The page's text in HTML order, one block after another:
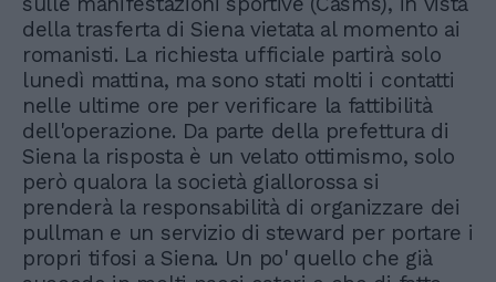
della trasferta di Siena vietata al momento ai
romanisti. La richiesta ufficiale partirà solo
lunedì mattina, ma sono stati molti i contatti
nelle ultime ore per verificare la fattibilità
dell'operazione. Da parte della prefettura di
Siena la risposta è un velato ottimismo, solo
però qualora la società giallorossa si
prenderà la responsabilità di organizzare dei
pullman e un servizio di steward per portare i
propri tifosi a Siena. Un po' quello che già